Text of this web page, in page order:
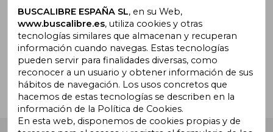
¿Necesitas ayuda?
Ir a Centro de Soporte
BUSCALIBRE ESPAÑA SL, en su Web,
www.buscalibre.es, utiliza cookies y otras
tecnologías similares que almacenan y recuperan
información cuando navegas. Estas tecnologías
pueden servir para finalidades diversas, como
reconocer a un usuario y obtener información de sus
hábitos de navegación. Los usos concretos que
hacemos de estas tecnologías se describen en la
información de la Política de Cookies.
En esta web, disponemos de cookies propias y de